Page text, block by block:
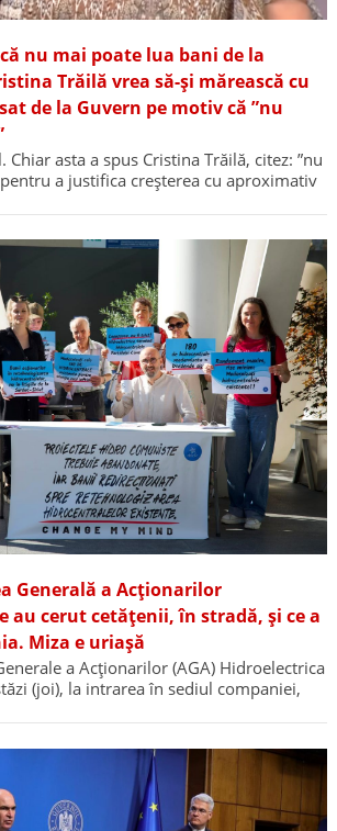
nu mai poate lua bani de la
Trăilă vrea să-și mărească cu
de la Guvern pe motiv că ”nu
Chiar asta a spus Cristina Trăilă, citez: ”nu
a justifica creșterea cu aproximativ
Generală a Acționarilor
au cerut cetățenii, în stradă, și ce a
Miza e uriașă
a Acționarilor (AGA) Hidroelectrica
(joi), la intrarea în sediul companiei,